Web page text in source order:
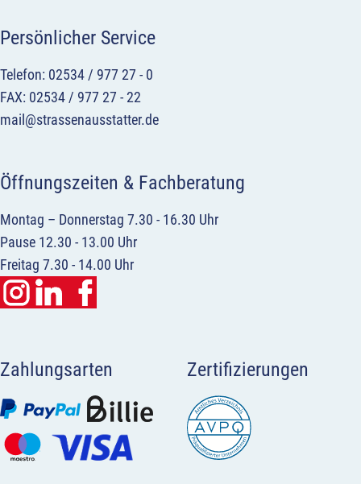
Persönlicher Service
Telefon: 02534 / 977 27 - 0
FAX: 02534 / 977 27 - 22
mail@strassenausstatter.de
Öffnungszeiten & Fachberatung
Montag – Donnerstag 7.30 - 16.30 Uhr
Pause 12.30 - 13.00 Uhr
Freitag 7.30 - 14.00 Uhr
Zahlungsarten Zertifizierungen